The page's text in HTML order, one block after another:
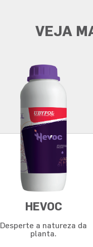
VEJA
HEVOC
Desperte a natureza da
planta.